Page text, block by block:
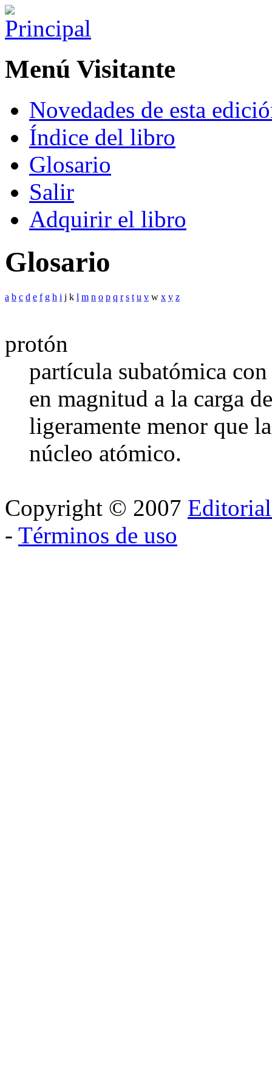
Menú Visitante
Novedades de esta
Índice del libro
Glosario
Salir
Adquirir el libro
Glosario
a b c d e f g h i j k l m n o p q r s t u v w x y z
protón
partícula subatómica
en magnitud a la carga
ligeramente menor que
núcleo atómico.
Copyright © 2007
- Términos de uso